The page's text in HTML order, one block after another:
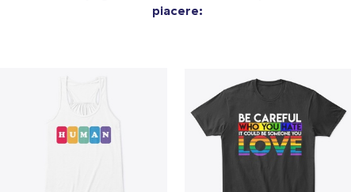
piacere: